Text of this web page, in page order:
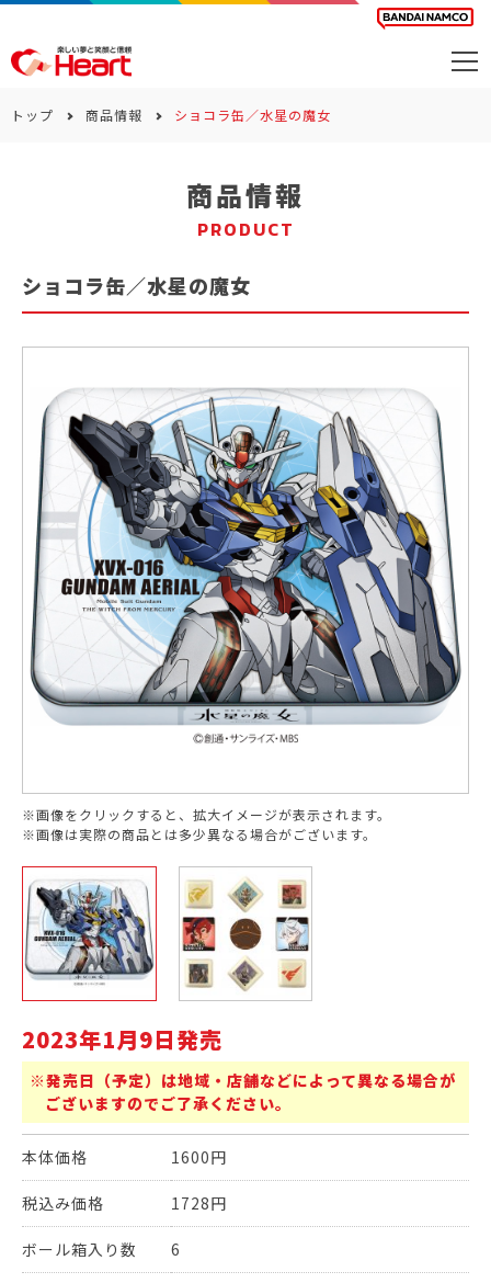
サステナビリティ
トップ 商品情報 ショコラ缶／水星の魔女
商品情報
PRODUCT
ショコラ缶／水星の魔女
※画像をクリックすると、拡大イメージが表示されます。
※画像は実際の商品とは多少異なる場合がございます。
2023年1月9日発売
※発売日（予定）は地域・店舗などによって異なる場合が
ございますのでご了承ください。
本体価格 1600円
税込み価格 1728円
ボール箱入り数 6